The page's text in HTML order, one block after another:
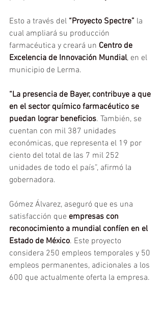
Esto a través del “Proyecto Spectre” la
cual ampliará su producción
farmacéutica y creará un Centro de
Excelencia de Innovación Mundial, en el
municipio de Lerma.
“La presencia de Bayer, contribuye a que
en el sector químico farmacéutico se
puedan lograr beneficios. También, se
cuentan con mil 387 unidades
económicas, que representa el 19 por
ciento del total de las 7 mil 252
unidades de todo el país”, afirmó la
gobernadora.
Gómez Álvarez, aseguró que es una
satisfacción que empresas con
reconocimiento a mundial confíen en el
Estado de México. Este proyecto
considera 250 empleos temporales y 50
empleos permanentes, adicionales a los
600 que actualmente oferta la empresa.